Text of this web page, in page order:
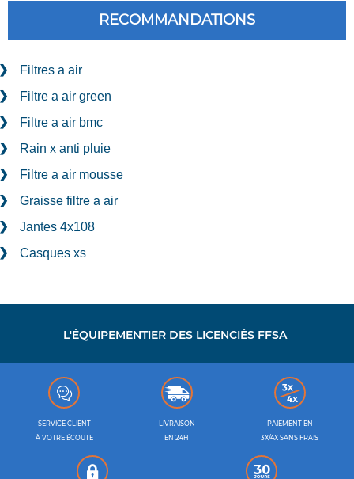
RECOMMANDATIONS
Filtres a air
Filtre a air green
Filtre a air bmc
Rain x anti pluie
Filtre a air mousse
Graisse filtre a air
Jantes 4x108
Casques xs
L'ÉQUIPEMENTIER DES LICENCIÉS FFSA
SERVICE CLIENT
À VOTRE ÉCOUTE
LIVRAISON
EN 24H
PAIEMENT EN
3X/4X SANS FRAIS